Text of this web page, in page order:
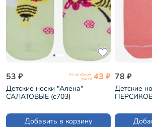
53 ₽ по клубной
карте 43 ₽
Детские носки "Алена"
САЛАТОВЫЕ (с703)
Добавить в корзину
78 ₽
Детские